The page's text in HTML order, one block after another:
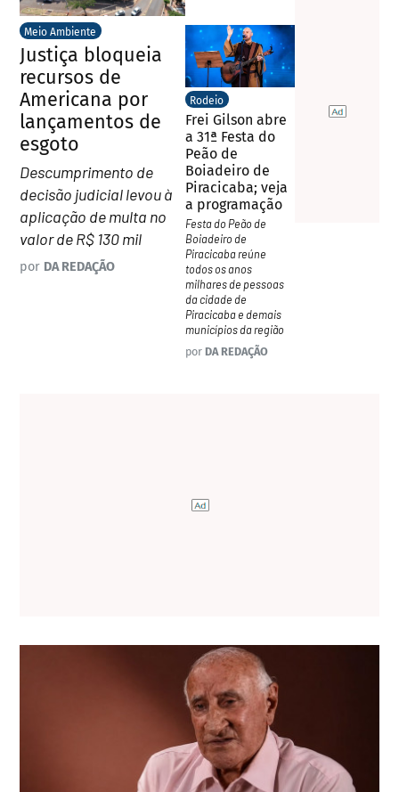
Meio Ambiente
Justiça bloqueia
recursos de
Americana por
lançamentos de
esgoto
Descumprimento de
decisão judicial levou à
aplicação de multa no
valor de R$ 130 mil
por DA REDAÇÃO
Rodeio
Frei Gilson abre
a 31ª Festa do
Peão de
Boiadeiro de
Piracicaba; veja
a programação
Festa do Peão de
Boiadeiro de
Piracicaba reúne
todos os anos
milhares de pessoas
da cidade de
Piracicaba e demais
municípios da região
por DA REDAÇÃO